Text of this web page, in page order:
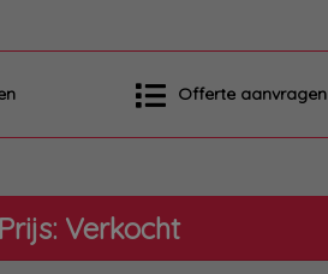
Offerte aanvragen
Verkocht